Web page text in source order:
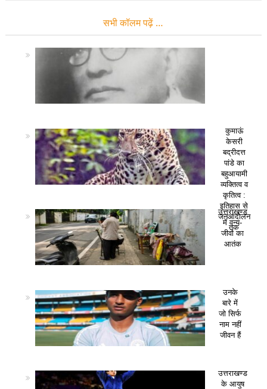
सभी कॉलम पढ़ें …
कुमाऊं
केसरी
बद्रीदत्त
पांडे का
बहुआयामी
व्यक्तित्व व
कृतित्व :
इतिहास से
जनआंदोलन
तक
उत्तराखण्ड
में वन्य-
जीवों का
आतंक
उनके
बारे में
जो सिर्फ
नाम नहीं
जीवन हैं
उत्तराखण्ड
के आयुष